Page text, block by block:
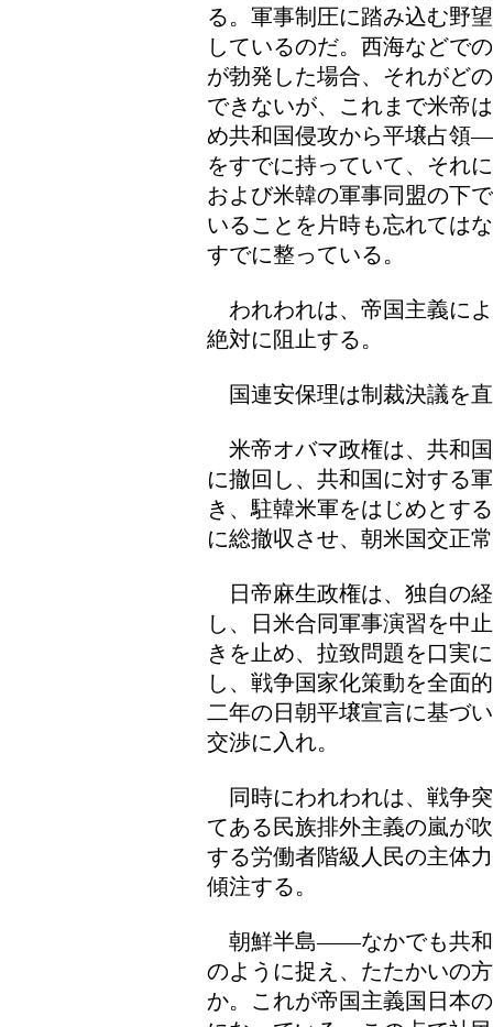
る。軍事制圧に踏み込む野
しているのだ。西海などで
が勃発した場合、それがど
できないが、これまで米帝
め共和国侵攻から平壌占領
をすでに持っていて、それ
および米韓の軍事同盟の下
いることを片時も忘れては
すでに整っている。
われわれは、帝国主義に
絶対に阻止する。
国連安保理は制裁決議を
米帝オバマ政権は、共和
に撤回し、共和国に対する
き、駐韓米軍をはじめとす
に総撤収させ、朝米国交正
日帝麻生政権は、独自の
し、日米合同軍事演習を中
きを止め、拉致問題を口実
し、戦争国家化策動を全面
二年の日朝平壌宣言に基づ
交渉に入れ。
同時にわれわれは、戦争
てある民族排外主義の嵐が
する労働者階級人民の主体
傾注する。
朝鮮半島――なかでも共
のように捉え、たたかいの
か。これが帝国主義国日本